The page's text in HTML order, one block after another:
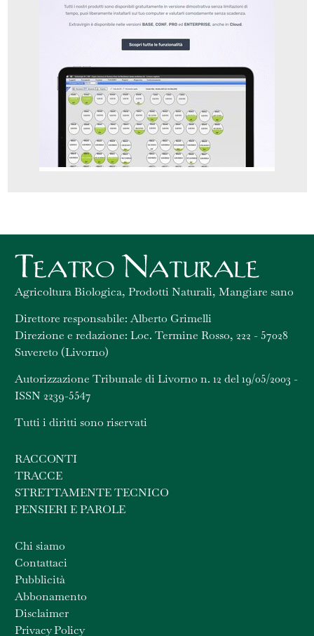
Agricoltura Biologica, Prodotti Naturali, Mangiare sano
Direttore responsabile: Alberto Grimelli
Direzione e redazione: Loc. Termine Rosso, 222 - 57028
Suvereto (Livorno)
Autorizzazione Tribunale di Livorno n. 12 del 19/05/2003 -
ISSN 2239-5547
Tutti i diritti sono riservati
RACCONTI
TRACCE
STRETTAMENTE TECNICO
PENSIERI E PAROLE
Chi siamo
Contattaci
Pubblicità
Abbonamento
Disclaimer
Privacy Policy